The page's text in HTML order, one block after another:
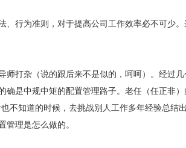
行为准则，对于提高公司工作效率必不可少。
打杂（说的跟后来不是似的，呵呵）。经过几
是中规中矩的配置管理路子。老任（任正非）
不知道的时候，去挑战别人工作多年经验总结
管理是怎么做的。